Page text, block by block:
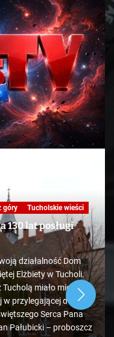
góry Tucholskie wieści
130 lat posługi
działalność Dom
Elżbiety w Tucholi.
miało miejsce
przylegającej do
Serca Pana
Pałubicki – proboszcz